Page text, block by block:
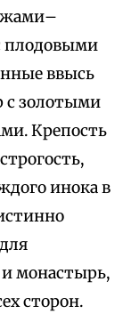
плодовыми
ввысь
с золотыми
Крепость
инока в
монастырь,
сторон.